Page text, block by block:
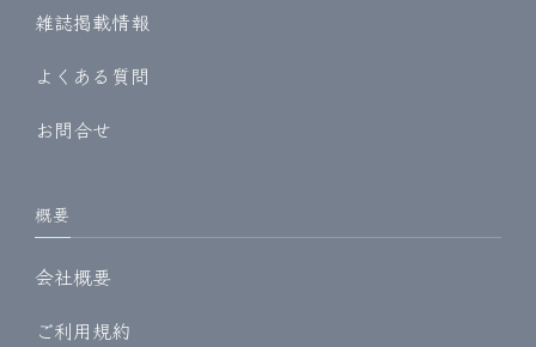
雑誌掲載情報
よくある質問
お問合せ
概要
会社概要
ご利用規約